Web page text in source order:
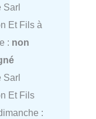
Sarl
Et Fils à
: non
Sarl
Et Fils
: